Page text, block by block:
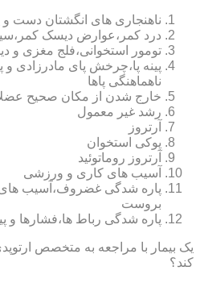
ناهنجاری های انگشتان دست و
درد کمر،عوارض دیسک
تومور استخوانی،فلج مغزی و
پینه پا،چرخش پای مادرزادی و
ناهماهنگی پاها
خارج شدن از مکان صحیح
رشد غیر معمول
آرتروز
پوکی استخوان
آرتروز روماتوئید
آسیب های کاری و ورزشی
پاره شدگی غضروف،آسیب های
بروست
پاره شدگی رباط ها،فشارها و
یک بیمار با مراجعه به متخصص
کند؟